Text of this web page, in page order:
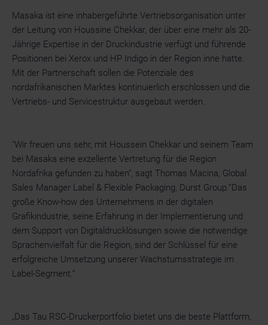
Masaka ist eine inhabergeführte Vertriebsorganisation unter
der Leitung von Houssine Chekkar, der über eine mehr als 20-
Jährige Expertise in der Druckindustrie verfügt und führende
Positionen bei Xerox und HP Indigo in der Region inne hatte.
Mit der Partnerschaft sollen die Potenziale des
nordafrikanischen Marktes kontinuierlich erschlossen und die
Vertriebs- und Servicestruktur ausgebaut werden.
"Wir freuen uns sehr, mit Houssein Chekkar und seinem Team
bei Masaka eine exzellente Vertretung für die Region
Nordafrika gefunden zu haben“, sagt Thomas Macina, Global
Sales Manager Label & Flexible Packaging, Durst Group.”Das
große Know-how des Unternehmens in der digitalen
Grafikindustrie, seine Erfahrung in der Implementierung und
dem Support von Digitaldrucklösungen sowie die notwendige
Sprachenvielfalt für die Region, sind der Schlüssel für eine
erfolgreiche Umsetzung unserer Wachstumsstrategie im
Label-Segment.“
„Das Tau RSC-Druckerportfolio bietet uns die beste Plattform,